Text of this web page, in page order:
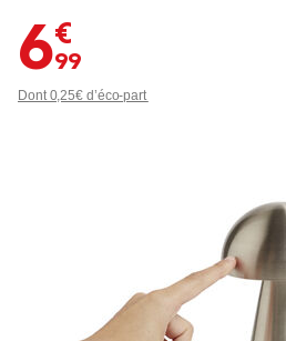
6,99 €
Dont 0,25€ d’éco-part